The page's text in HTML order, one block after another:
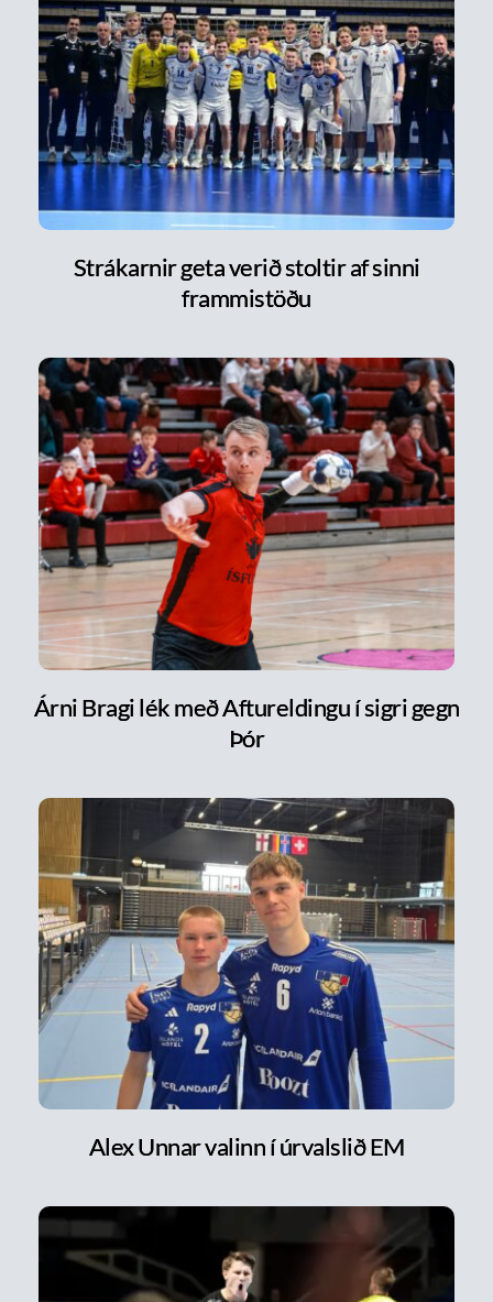
Strákarnir geta verið stoltir af sinni
frammistöðu
Árni Bragi lék með Aftureldingu í sigri gegn
Þór
Alex Unnar valinn í úrvalslið EM